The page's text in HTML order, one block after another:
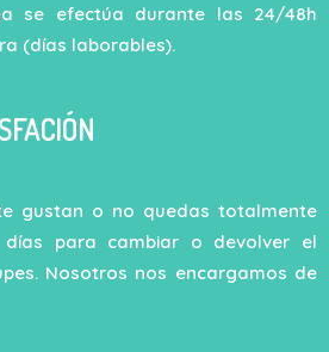
se efectúa durante las 24/48h
(días laborables).
gustan o no quedas totalmente
días para cambiar o devolver el
Nosotros nos encargamos de